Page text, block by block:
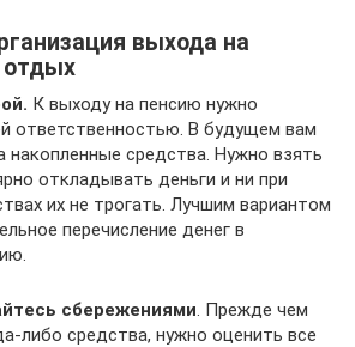
выхода на
К выходу на пенсию нужно
ответственностью. В будущем вам
накопленные средства. Нужно взять
откладывать деньги и ни при
их не трогать. Лучшим вариантом
перечисление денег в
сбережениями. Прежде чем
либо средства, нужно оценить все